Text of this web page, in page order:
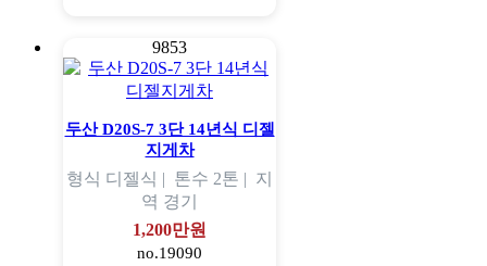
9853
두산 D20S-7 3단 14년식 디젤
지게차
형식 디젤식 | 톤수 2톤 | 지
역 경기
1,200만원
no.19090